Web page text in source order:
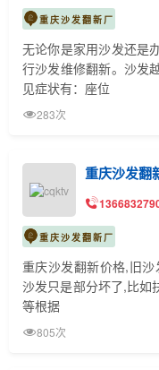
重庆沙发翻新厂
无论你是家用沙发还是
行沙发维修翻新。沙发
见症状有：座位
283次
重庆沙发翻
重庆沙发翻新厂
重庆沙发翻新价格,旧
沙发只是部分坏了,比如
等根据
805次